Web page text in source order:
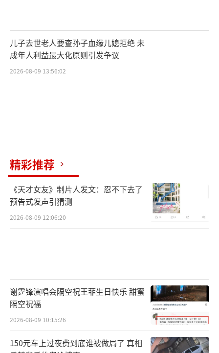
儿子去世老人要查孙子血缘儿媳拒绝 未
成年人利益最大化原则引发争议
2026-08-09 13:56:02
精彩推荐
《天才女友》制片人发文：忍不下去了
预告式发声引猜测
2026-08-09 12:06:20
谢霆锋演唱会隔空祝王菲生日快乐 甜蜜
隔空祝福
2026-08-09 10:15:26
150元车上过夜费到底谁被做局了 真相